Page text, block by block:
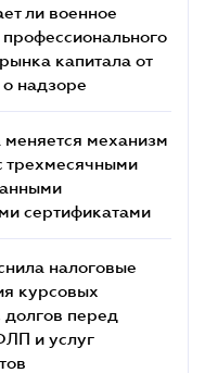
ли военное
капитала от
надзоре
меняется механизм
трехмесячными
сертификатами
налоговые
курсовых
долгов перед
и услуг